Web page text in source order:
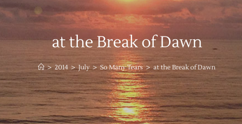
at the Break of Dawn
> 2014 > July > So Many Tears > at the Break of Dawn